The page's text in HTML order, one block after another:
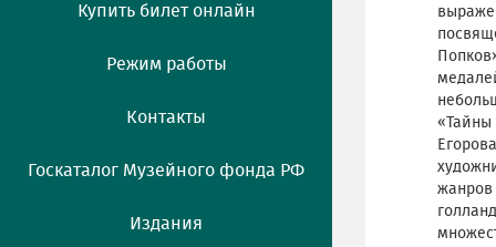
Купить билет онлайн
Режим работы
Контакты
Госкаталог Музейного фонда РФ
Издания
«Тайны
жанров